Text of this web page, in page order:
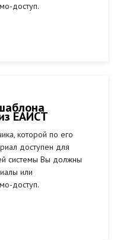
доступ.
ЕАИСТ
которой по его
доступен для
системы Вы должны
или
доступ.